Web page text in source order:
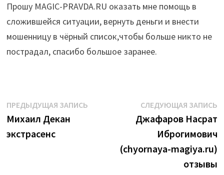
Прошу MAGIC-PRAVDA.RU оказать мне помощь в
сложившейся ситуации, вернуть деньги и внести
мошенницу в чёрный список,чтобы больше никто не
пострадал, спасибо большое заранее.
Навигация
по
записям
ПРЕДЫДУЩАЯ ЗАПИСЬПредыдущая
Михаил Декан
экстрасенс
СЛЕДУЮЩАЯ ЗАПИСЬ
Джафаров Насрат
Иброгимович
(chyornaya-magiya.ru)
отзывы